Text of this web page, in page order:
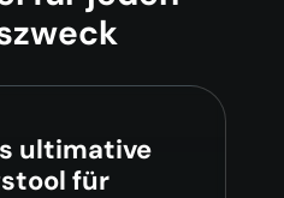
ultimative
für